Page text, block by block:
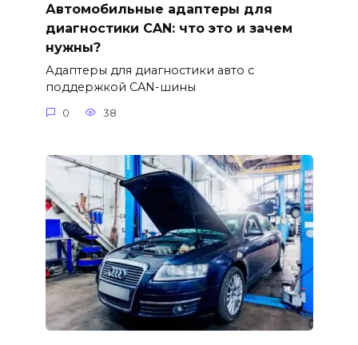
Автомобильные адаптеры для
диагностики CAN: что это и зачем
нужны?
Адаптеры для диагностики авто с
поддержкой CAN-шины
0 38